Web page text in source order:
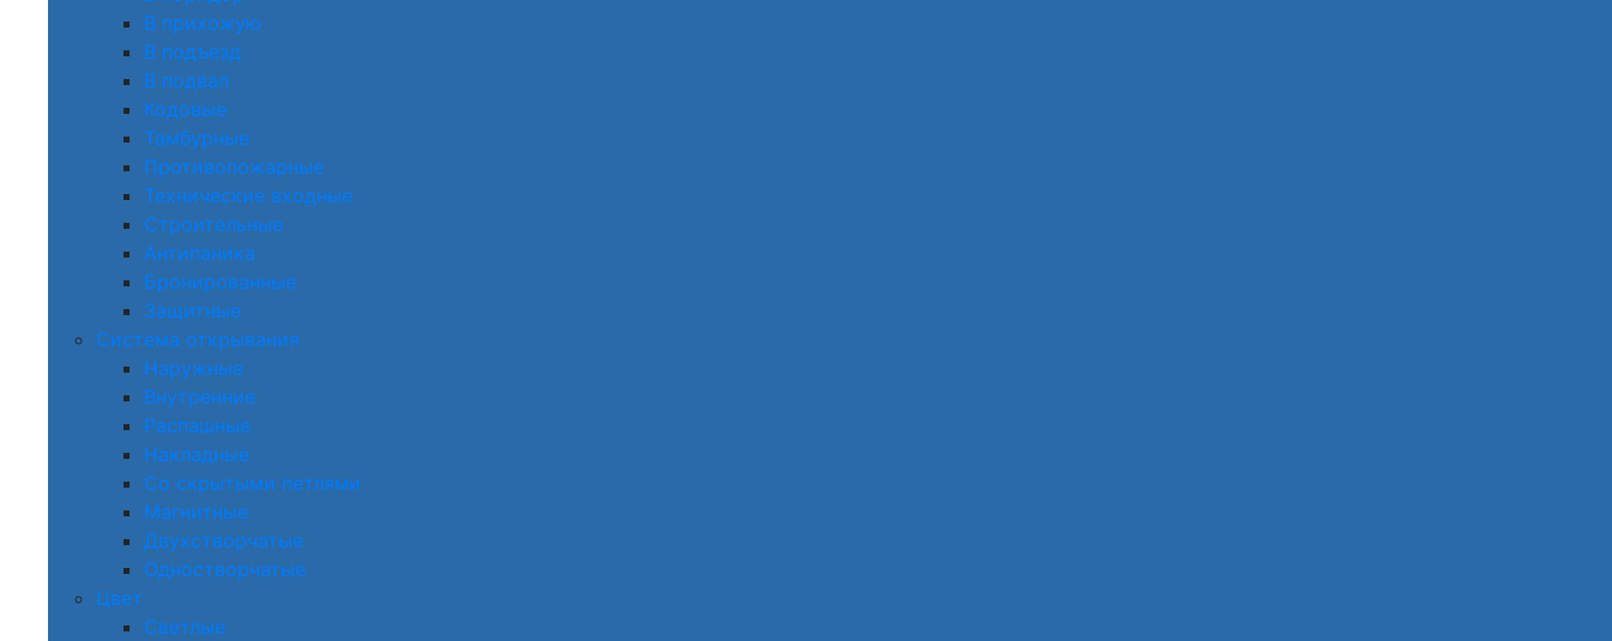
В прихожую
В подъезд
В подвал
Кодовые
Тамбурные
Противопожарные
Технические входные
Строительные
Антипаника
Бронированные
Защитные
Система открывания
Наружные
Внутренние
Распашные
Накладные
Со скрытыми петлями
Магнитные
Двухстворчатые
Одностворчатые
Цвет
Светлые